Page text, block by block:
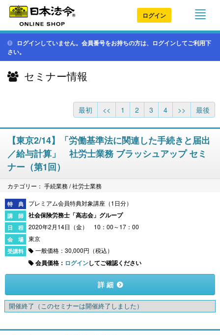
ログイン
ログインしていません。会員番号をお持ちの方は、ログインしてご利用下
さい。
セミナー情報
最初 << 1 2 3 4 >> 最後
【東京2/14】「労働基準法に関連した手続きと届出
／給与計算」 社労士業務 ブラッシュアップ セミ
ナー（第1回）
カテゴリー： 手続業務 / 社労士業務
プレミアム会員特典対象講座（1日分）
社会保険労務士「高志会」グループ
2020年2月14日（金） 10：00～17：00
東京
一般価格：30,000円（税込）
会員価格： ログインしてご確認ください
詳 細
開催終了 （このセミナーは開催終了しました）